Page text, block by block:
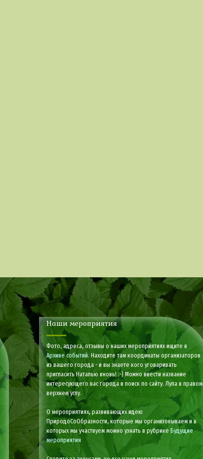
Наши мероприятия
Фото, адреса, отзывы о наших мероприятиях ищите в
Архиве событий. Находите там координаты организаторов
из вашего города - и вы знаете кого уговаривать
пригласить Наталью вновь! :-) Можно ввести название
интересующего вас города в поиск по сайту. Лупа в правом
верхнем углу.
О мероприятиях, развивающих идею
ПриродоСоОбразности, которые мы организовываем и в
которых мы участвуем можно узнать в рубрикеБудущие
мероприятия